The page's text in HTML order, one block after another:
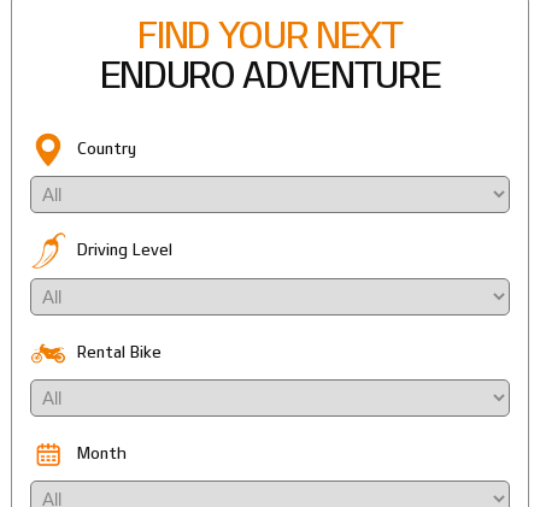
FIND YOUR NEXT
ENDURO ADVENTURE
Country
Driving Level
Rental Bike
Month